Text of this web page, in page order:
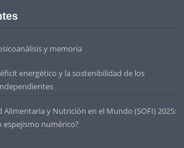
y memoria
energético y la sostenibilidad de los
Alimentaria y Nutrición en el Mundo (SOFI) 2025:
espejismo numérico?